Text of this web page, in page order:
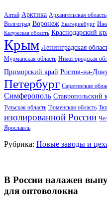
Алтай Арктика Архангельская область
Волгоград Воронеж Екатеринбург
Калужская область Краснодарский
Крым Ленинградская
Мурманская область Нижегородская
Приморский край Ростов-на-
Петербург Саратовская
Симферополь Ставропольский
Тульская область Тюменская область
изолированной России
Ярославль
Рубрика: Новые заводы и
В России налажен
для оптоволокна